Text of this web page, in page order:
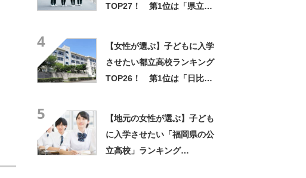
TOP27！ 第1位は「県立船
4
【女性が選ぶ】子どもに入学
させたい都立高校ランキング
TOP26！ 第1位は「日比谷
5
【地元の女性が選ぶ】子ども
に入学させたい「福岡県の公
立高校」ランキング